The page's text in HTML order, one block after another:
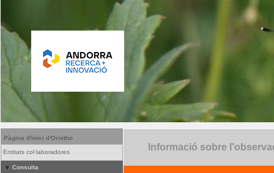
Pàgina d'inici d'Ornitho
Entitats col·laboradores
Consulta
Informació sobre